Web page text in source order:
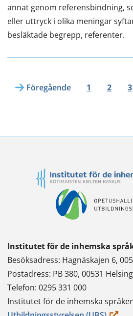
annat genom referensbindning,
eller uttryck i olika meningar
besläktade begrepp, referenter.
Föregående 1 2 3
Institutet för de inhemska
Besöksadress: Hagnäskajen 6,
Postadress: PB 380, 00531
Telefon: 0295 331 000
Institutet för de inhemska